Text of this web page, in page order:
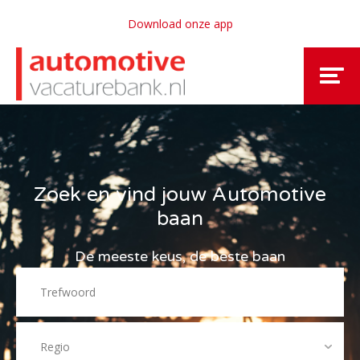
Download onze app
Zoek en vind jouw Automotive
baan
De meeste keus, de beste baan